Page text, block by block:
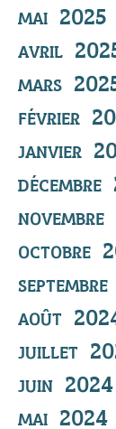
mai 2025
avril
mars
février
janvier
octobre
août
juillet
juin 2024
mai 2024